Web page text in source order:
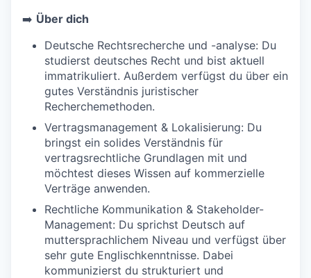
➡️ Über dich
Deutsche Rechtsrecherche und -analyse: Du
studierst deutsches Recht und bist aktuell
immatrikuliert. Außerdem verfügst du über ein
gutes Verständnis juristischer
Recherchemethoden.
Vertragsmanagement & Lokalisierung: Du
bringst ein solides Verständnis für
vertragsrechtliche Grundlagen mit und
möchtest dieses Wissen auf kommerzielle
Verträge anwenden.
Rechtliche Kommunikation & Stakeholder-
Management: Du sprichst Deutsch auf
muttersprachlichem Niveau und verfügst über
sehr gute Englischkenntnisse. Dabei
kommunizierst du strukturiert und